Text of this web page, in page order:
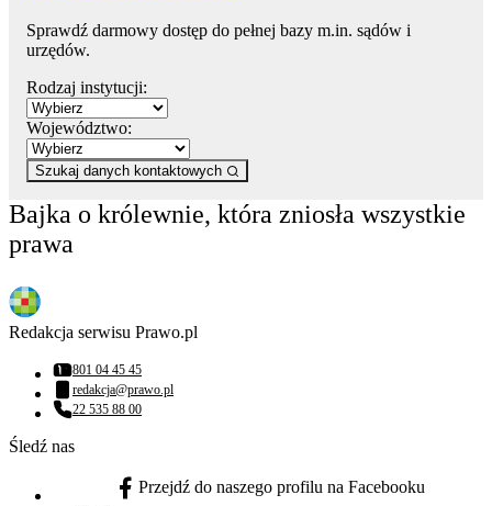
Sprawdź darmowy dostęp do pełnej bazy m.in. sądów i
urzędów.
Rodzaj instytucji:
Województwo:
Szukaj danych kontaktowych
Bajka o królewnie, która zniosła wszystkie
prawa
Redakcja serwisu Prawo.pl
Numer telefonu:
801 04 45 45
Adres email:
redakcja@prawo.pl
Numer telefonu:
22 535 88 00
Śledź nas
facebook - otwiera się w nowej karcie
Przejdź do naszego profilu na Facebooku